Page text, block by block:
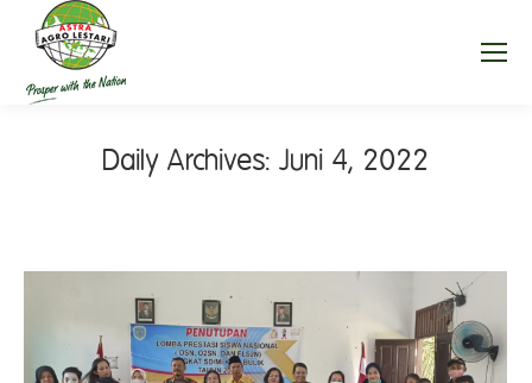
Daily Archives: Juni 4, 2022